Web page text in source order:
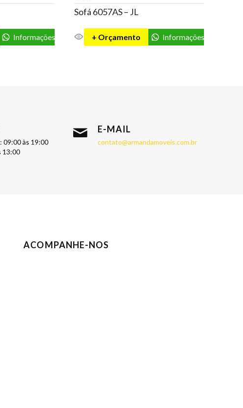
Informações
Sofá 6057AS – JL
+ Orçamento Informações
09:00 às 19:00
13:00
E-MAIL
contato@armandamoveis.com.br
ACOMPANHE-NOS